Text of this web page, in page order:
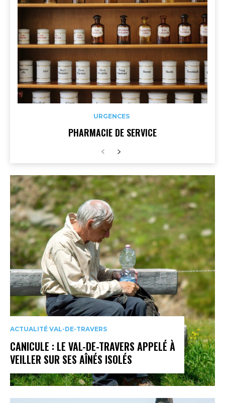
URGENCES
PHARMACIE DE SERVICE
ACTUALITÉ VAL-DE-TRAVERS
CANICULE : LE VAL-DE-TRAVERS APPELÉ À
VEILLER SUR SES AÎNÉS ISOLÉS